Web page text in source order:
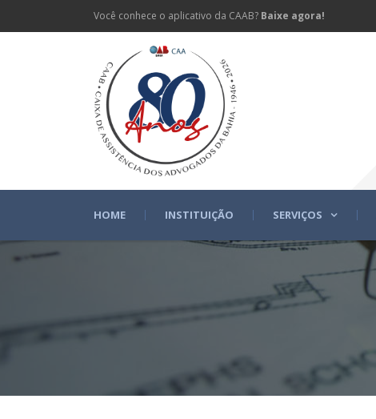
Você conhece o aplicativo da CAAB? Baixe agora!
HOME INSTITUIÇÃO SERVIÇOS